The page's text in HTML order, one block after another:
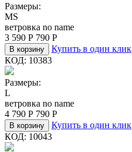
Размеры:
MS
ветровка no name
3 590 Р 790 Р
В корзину
Купить в один клик
КОД: 10383
Размеры:
L
ветровка no name
4 790 Р 790 Р
В корзину
Купить в один клик
КОД: 10043